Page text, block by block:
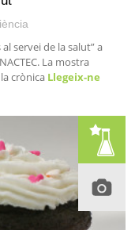
servei de la salut” a
La mostra
crònica Llegeix-ne